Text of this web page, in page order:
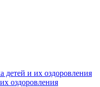
детей и их оздоровления
оздоровления